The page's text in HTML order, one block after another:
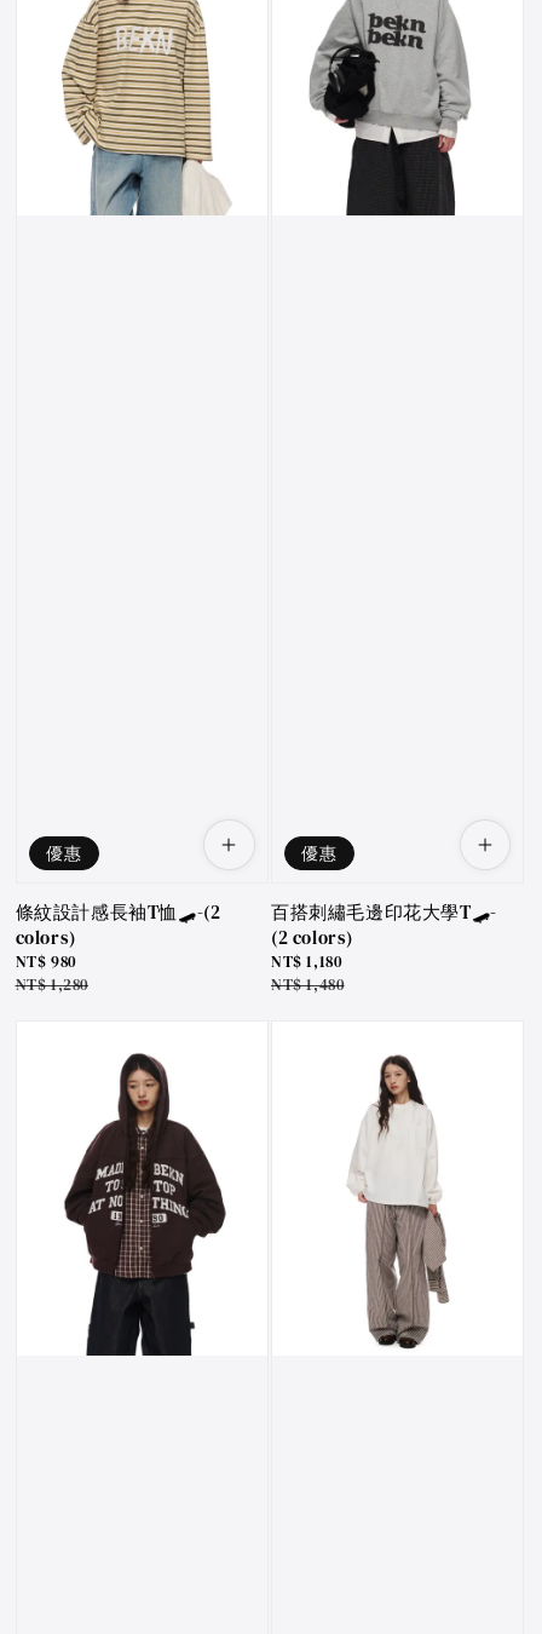
優惠
條紋設計感長袖T恤🛹-(2
colors)
Sale
price
NT$ 980
Regular
NT$ 1,280
優惠
百搭刺繡毛邊印花大學T🛹-
(2 colors)
Sale
price
NT$ 1,180
Regular
NT$ 1,480